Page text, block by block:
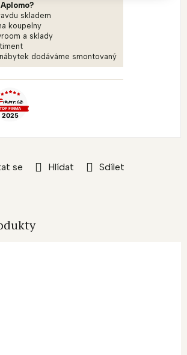
se Hlídat Sdílet
skladem
koupelny
a sklady
dodáváme smontovaný